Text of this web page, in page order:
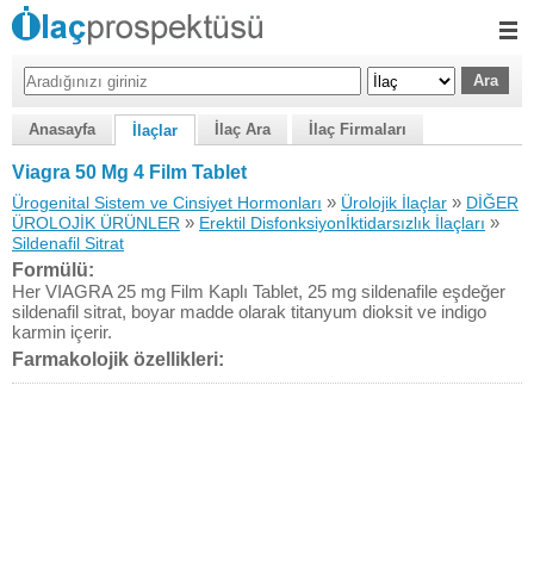
Anasayfa İlaçlar İlaç Ara İlaç Firmaları
Viagra 50 Mg 4 Film Tablet
Ürogenital Sistem ve Cinsiyet Hormonları » Ürolojik İlaçlar » DİĞER
ÜROLOJİK ÜRÜNLER » Erektil Disfonksiyonİktidarsızlık İlaçları »
Sildenafil Sitrat
Formülü:
Her VIAGRA 25 mg Film Kaplı Tablet, 25 mg sildenafile eşdeğer
sildenafil sitrat, boyar madde olarak titanyum dioksit ve indigo
karmin içerir.
Farmakolojik özellikleri: